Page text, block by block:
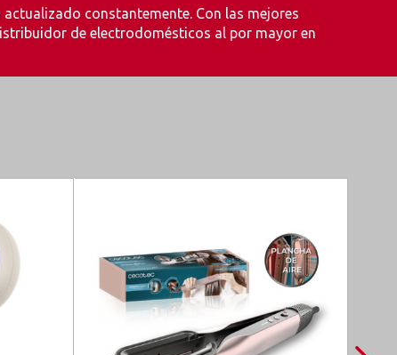
constantemente. Con las mejores
de electrodomésticos al por mayor en